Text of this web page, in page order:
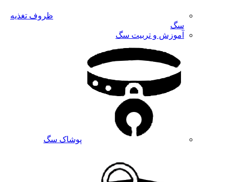
ظروف تغذیه
سگ
آموزش و تربیت سگ
پوشاک سگ